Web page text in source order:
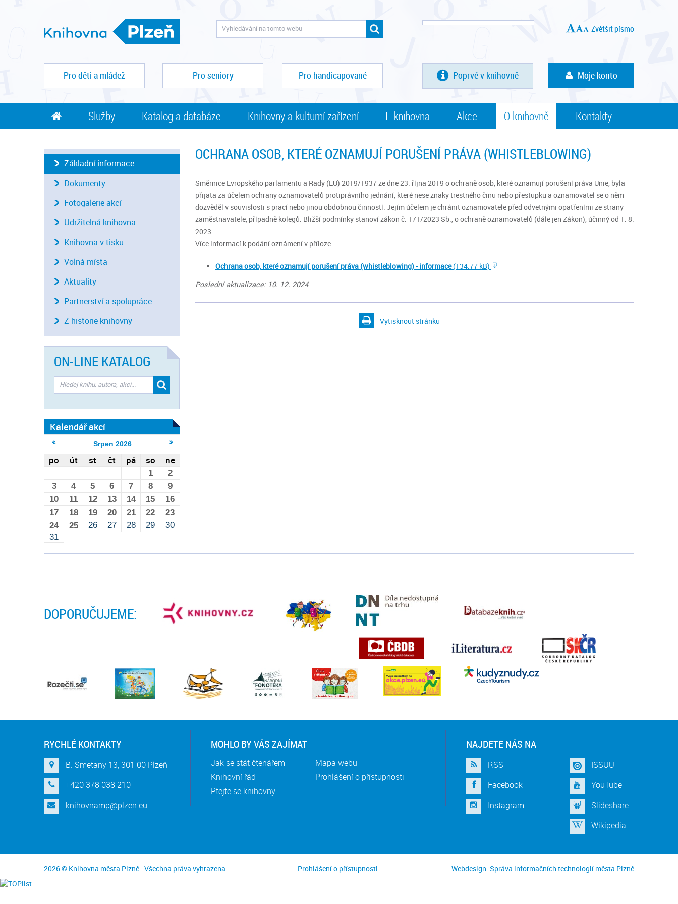
Zvětšit písmo
Pro děti a mládež Pro seniory Pro handicapované Poprvé v knihovně Moje konto
Služby Katalog a databáze Knihovny a kulturní zařízení E-knihovna Akce O knihovně Kontakty
OCHRANA OSOB, KTERÉ OZNAMUJÍ PORUŠENÍ PRÁVA (WHISTLEBLOWING)
Směrnice Evropského parlamentu a Rady (EU) 2019/1937 ze dne 23. října 2019 o ochraně osob, které oznamují porušení práva Unie, byla
přijata za účelem ochrany oznamovatelů protiprávního jednání, které nese znaky trestného činu nebo přestupku a oznamovatel se o něm
dozvěděl v souvislosti s prací nebo jinou obdobnou činností. Jejím účelem je chránit oznamovatele před odvetnými opatřeními ze strany
zaměstnavatele, případně kolegů. Bližší podmínky stanoví zákon č. 171/2023 Sb., o ochraně oznamovatelů (dále jen Zákon), účinný od 1. 8.
2023.
Více informací k podání oznámení v příloze.
Ochrana osob, které oznamují porušení práva (whistleblowing) - informace(134.77 kB)
Poslední aktualizace: 10. 12. 2024
Vytisknout stránku
Základní informace
Dokumenty
Fotogalerie akcí
Udržitelná knihovna
Knihovna v tisku
Volná místa
Aktuality
Partnerství a spolupráce
Z historie knihovny
ON-LINE KATALOG
Kalendář akcí
Srpen 2026
po út st čt pá so ne
1
2
3
4 5 6 7 8
9
10
11 12 13 14 15
16
17
18 19 20 21 22
23
24
25 26 27 28 29
30
31
DOPORUČUJEME:
RYCHLÉ KONTAKTY
B. Smetany 13, 301 00 Plzeň
+420 378 038 210
knihovnamp@plzen.eu
MOHLO BY VÁS ZAJÍMAT
Jak se stát čtenářem
Knihovní řád
Ptejte se knihovny
Mapa webu
Prohlášení o přístupnosti
NAJDETE NÁS NA
RSS
Facebook
Instagram
ISSUU
YouTube
Slideshare
Wikipedia
2026 © Knihovna města Plzně - Všechna práva vyhrazena Prohlášení o přístupnosti Webdesign: Správa informačních technologií města Plzně